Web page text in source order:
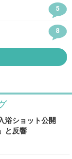
浴ショット公開
と反響